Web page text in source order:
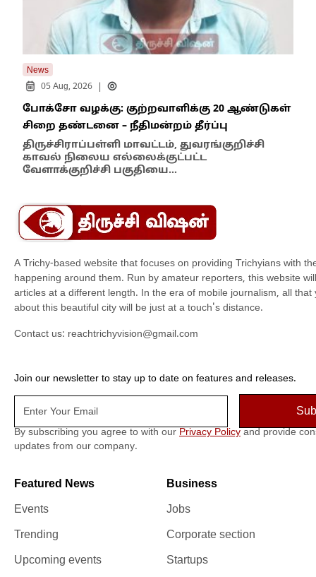
News
05 Aug, 2026
போக்சோ வழக்கு: குற்றவாளிக்கு 20 ஆண்டுகள்
சிறை தண்டனை – நீதிமன்றம் தீர்ப்பு
திருச்சிராப்பள்ளி மாவட்டம், துவரங்குறிச்சி
காவல் நிலைய எல்லைக்குட்பட்ட
வேளாக்குறிச்சி பகுதியை…
A Trichy-based website that focuses on providing Trichyians with
happening around them. Run by amateur reporters, this website
articles at a different length. In the era of mobile journalism, all that
about this beautiful city will be just at a touch's distance.
Contact us: reachtrichyvision@gmail.com
Join our newsletter to stay up to date on features and releases.
By subscribing you agree to with our Privacy Policy and provide
updates from our company.
Featured News
Events
Trending
Upcoming events
Business
Jobs
Corporate section
Startups